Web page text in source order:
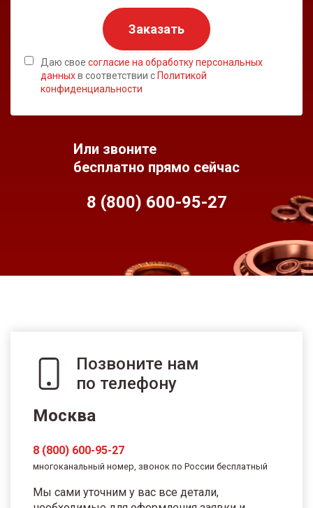
Заказать
Даю свое согласие на обработку персональных
данныхв соответствии с Политикой
конфиденциальности
Или звоните
бесплатно прямо сейчас
8 (800) 600-95-27
Позвоните нам
по телефону
Москва
8 (800) 600-95-27
многоканальный номер, звонок по России бесплатный
Мы сами уточним у вас все детали,